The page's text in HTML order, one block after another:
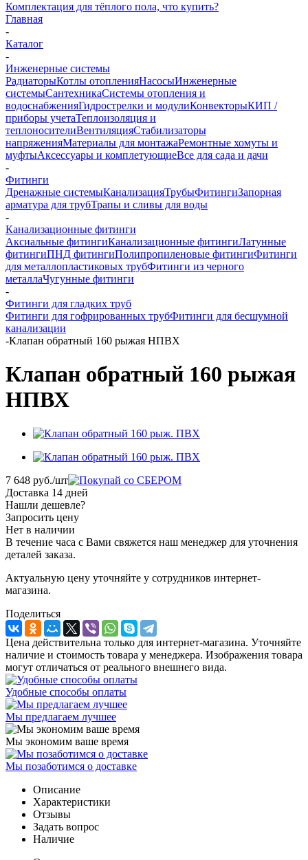
Комплектация для тёплого пола, что купить?
Главная
-
Каталог
-
Инженерные системы
РадиаторыКотлы отопленияНасосыИнженерные
системыСантехникаСистемы отопления и
водоснабженияГидрострелки и модулиКонвекторыКИП /
приборы учетаТеплоизоляция и
теплоносителиВентиляцияСтабилизаторы
напряженияМатериалы для монтажаРемонтные хомуты и
муфтыАксессуары и комплетующиеВсе для сада и дачи
-
Фитинги
Дренажные системыКанализацияТрубыФитингиЗапорная
арматура для трубТрапы и сливы для воды
-
Канализационные фитинги
Аксиальные фитингиКанализационные фитингиЛатунные
фитингиПНД фитингиПолипропиленовые фитингиФитинги
для металлопластиковых трубФитинги из черного
металлаЧугунные фитинги
-
Фитинги для гладких труб
Фитинги для гофрированных трубФитинги для бесшумной
канализации
-Клапан обратный 160 рыжая НПВХ
Клапан обратный 160 рыжая
НПВХ
7 648 руб./шт
Доставка 14 дней
Нашли дешевле?
Запросить цену
Нет в наличии
В течение часа с Вами свяжется наш менеджер для уточнения
деталей заказа.
Актуальную цену уточняйте у сотрудников интернет-
магазина.
Поделиться
Цена действительна только для интернет-магазина. Уточняйте
наличие и стоимость товара у менеджера. Изображения товара
могут отличаться от реального внешнего вида.
Удобные способы оплаты
Мы предлагаем лучшее
Мы экономим ваше время
Мы позаботимся о доставке
Описание
Характеристики
Отзывы
Задать вопрос
Наличие